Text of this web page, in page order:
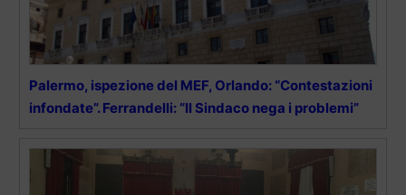
Palermo, ispezione del MEF, Orlando: “Contestazioni
infondate”. Ferrandelli: “Il Sindaco nega i problemi”